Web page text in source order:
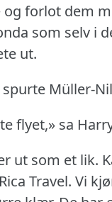
og forlot dem
som selv i
ut.
spurte Müller-
flyet,» sa
ut som et lik.
Travel. Vi